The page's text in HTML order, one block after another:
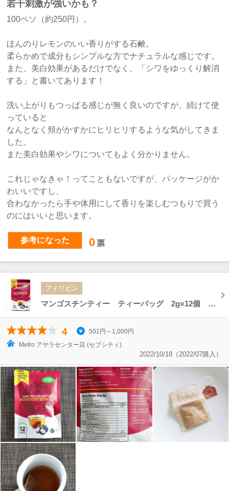
若干刺激が強いかも？
100ペソ（約250円）。
ほんのりレモンのいい香りがする石鹸。
柔らかめで成分もシンプルな方でナチュラルな感じです。
また、美白効果があるだけでなく、「シワをゆっくり解消
する」と書いてあります！
洗い上がりもつっぱる感じが無く良いのですが、続けて使
っていると
なんとなく頬がかすかにヒリヒリするような気がしてきま
した。
また美白効果やシワについてもよく分かりません。
これじゃなきゃ！ってこともないですが、パッケージがか
わいいですし、
合わなかったら手や体用にして香りを楽しむつもりで買う
のにはいいと思います。
参考になった 0 票
フィリピン
マンゴスチンティー ティーバッグ 2g×12個 Ginga Mangosteen Tea 24g
4
501円～1,000円
Metro アヤラセンター店 (セブシティ)
2022/10/18（2022/07購入）